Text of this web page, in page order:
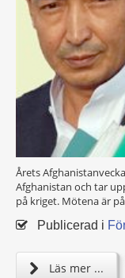
Årets
Afghanistan och tar
på kriget. Mötena är
Publicerad i
Läs mer ...